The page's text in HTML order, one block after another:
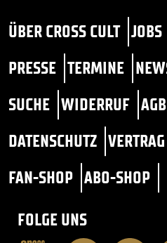
ÜBER CROSS CULT JOBS
PRESSE TERMINE
SUCHE WIDERRUF AGB
DATENSCHUTZ
FAN-SHOP ABO-SHOP
FOLGE UNS